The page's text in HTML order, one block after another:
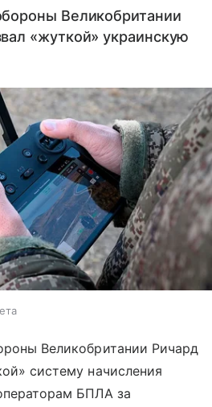
Великобритании
«жуткой» украинскую
Великобритании Ричард
систему начисления
БПЛА за